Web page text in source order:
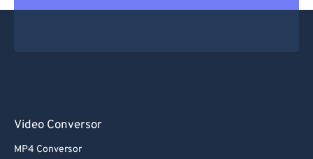
Video Conversor
MP4 Conversor